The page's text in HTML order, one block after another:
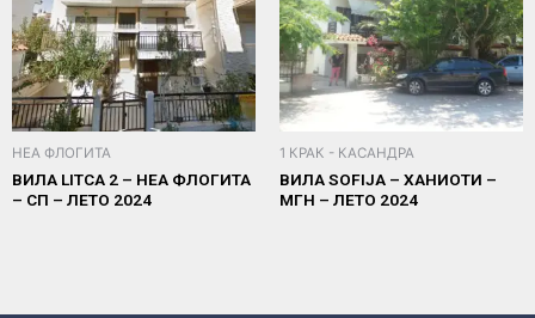
НЕА ФЛОГИТА
ВИЛА LITCA 2 – НЕА ФЛОГИТА
– СП – ЛЕТО 2024
1 КРАК - КАСАНДРА
ВИЛА SOFIJA – ХАНИОТИ –
МГН – ЛЕТО 2024